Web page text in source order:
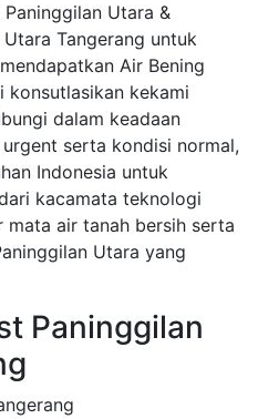
Utara &
Tangerang untuk
Air Bening
konsutlasikan kekami
dalam keadaan
serta kondisi normal,
Indonesia untuk
kacamata teknologi
mata air tanah bersih serta
Utara yang
Paninggilan